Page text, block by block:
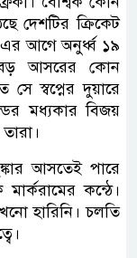
দেশটির ক্রিকেট
আগে অনুর্ধ্ব ১৯
বড় আসরের কোন
সে স্বপ্নের দুয়ারে
মধ্যকার বিজয়
আসতেই পারে
কন্ঠে।
হারিনি। চলতি